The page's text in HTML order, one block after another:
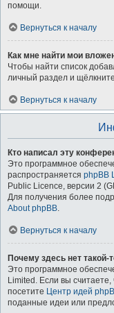
помощи.
Вернуться к началу
Как мне найти мои
Чтобы найти список
личный раздел и
Вернуться к началу
Кто написал эту
Это программное
распространяется phpBB
Public Licence, версии 2
Для получения более
About phpBB.
Вернуться к началу
Почему здесь нет такой-
Это программное
Limited. Если вы
посетите Центр идей
поданные идеи или